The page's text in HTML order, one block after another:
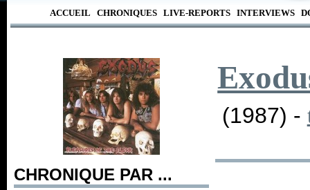
ACCUEIL CHRONIQUES LIVE-REPORTS INTERVIEWS
CHRONIQUE PAR ...
(1987) -